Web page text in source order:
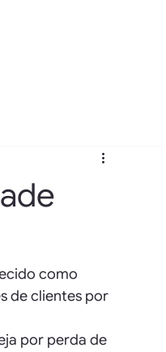
como
de clientes por
por perda de